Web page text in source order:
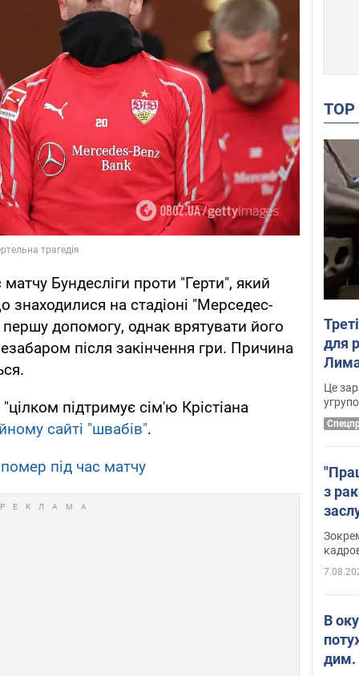
Бундесліги проти "Герти", який
знаходилися на стадіоні "Мерседес-
допомогу, однак врятувати його
після закінчення гри. Причина
підтримує сім'ю Крістіана
сайті "швабів".
під час матчу
для
Це
з
В
дим.